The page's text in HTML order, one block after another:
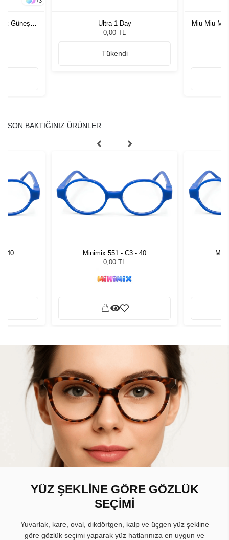
Güneş
Ultra 1 Day
0,00 TL
Tükendi
Miu Miu MU
SON BAKTIĞINIZ ÜRÜNLER
- 40
Minimix 551 - C3 - 40
0,00 TL
YÜZ ŞEKLİNE GÖRE GÖZLÜK
SEÇİMİ
Yuvarlak, kare, oval, dikdörtgen, kalp ve üçgen yüz şekline
göre gözlük seçimi yaparak yüz hatlarınıza en uygun ve